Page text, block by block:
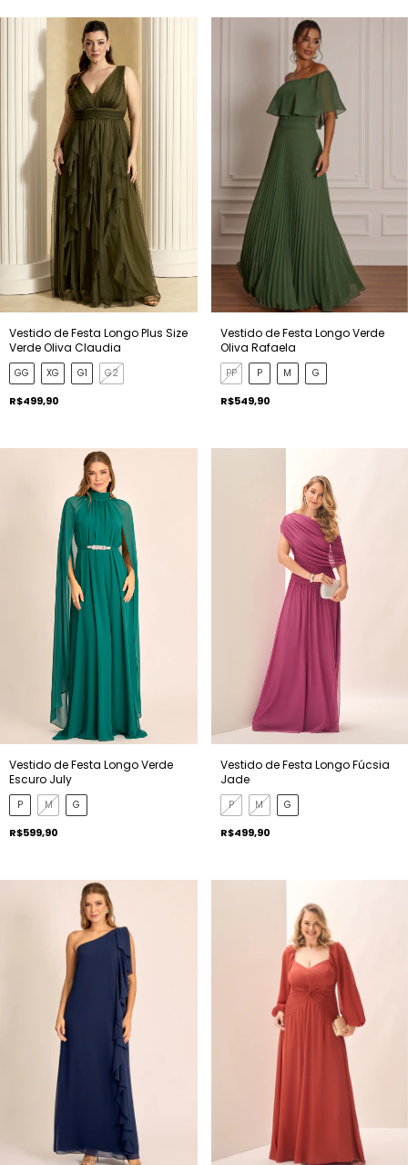
Vestido de Festa Longo Plus Size
Verde Oliva Claudia
GG XG G1 G2
R$499,90
Vestido de Festa Longo Verde
Oliva Rafaela
PP P M G
R$549,90
Vestido de Festa Longo Verde
Escuro July
P M G
R$599,90
Vestido de Festa Longo Fúcsia
Jade
P M G
R$499,90